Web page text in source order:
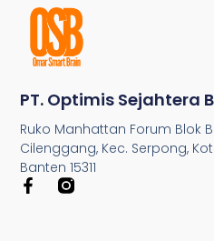
PT. Optimis Sejahtera
Ruko Manhattan Forum Blok B
Cilenggang, Kec. Serpong,
Banten 15311